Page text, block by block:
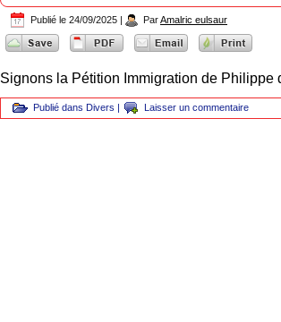
Publié le 24/09/2025 | ParAmalric eulsaur
Signons la Pétition Immigration de Philippe
Publié dans Divers | Laisser un commentaire